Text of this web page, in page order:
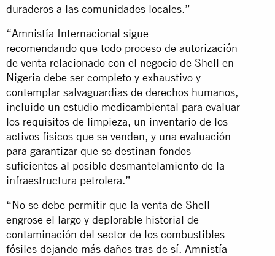
duraderos a las comunidades locales.”
“Amnistía Internacional sigue
recomendando que todo proceso de autorización
de venta relacionado con el negocio de Shell en
Nigeria debe ser completo y exhaustivo y
contemplar salvaguardias de derechos humanos,
incluido un estudio medioambiental para evaluar
los requisitos de limpieza, un inventario de los
activos físicos que se venden, y una evaluación
para garantizar que se destinan fondos
suficientes al posible desmantelamiento de la
infraestructura petrolera.”
“No se debe permitir que la venta de Shell
engrose el largo y deplorable historial de
contaminación del sector de los combustibles
fósiles dejando más daños tras de sí. Amnistía